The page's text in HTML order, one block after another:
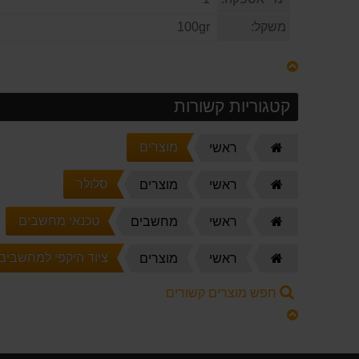
משקל:
קטגוריות קשורות
ראשי מוצרים
ראשי מוצרים סלולר
ראשי מחשבים טכנאי מחשבים
ראשי מוצרים ציוד היקפי
חפש מוצרים קשורים